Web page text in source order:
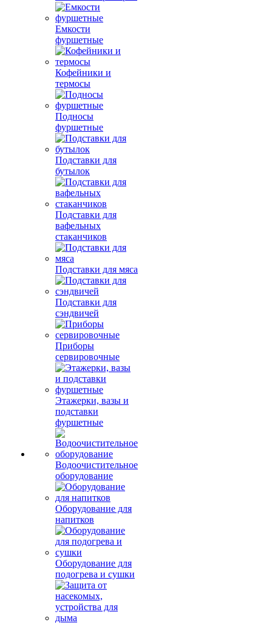
Емкости
фуршетные
Кофейники и
термосы
Подносы
фуршетные
Подставки для
бутылок
Подставки для
вафельных
стаканчиков
Подставки для мяса
Подставки для
сэндвичей
Приборы
сервировочные
Этажерки, вазы и
подставки
фуршетные
Водоочистительное
оборудование
Оборудование для
напитков
Оборудование для
подогрева и сушки